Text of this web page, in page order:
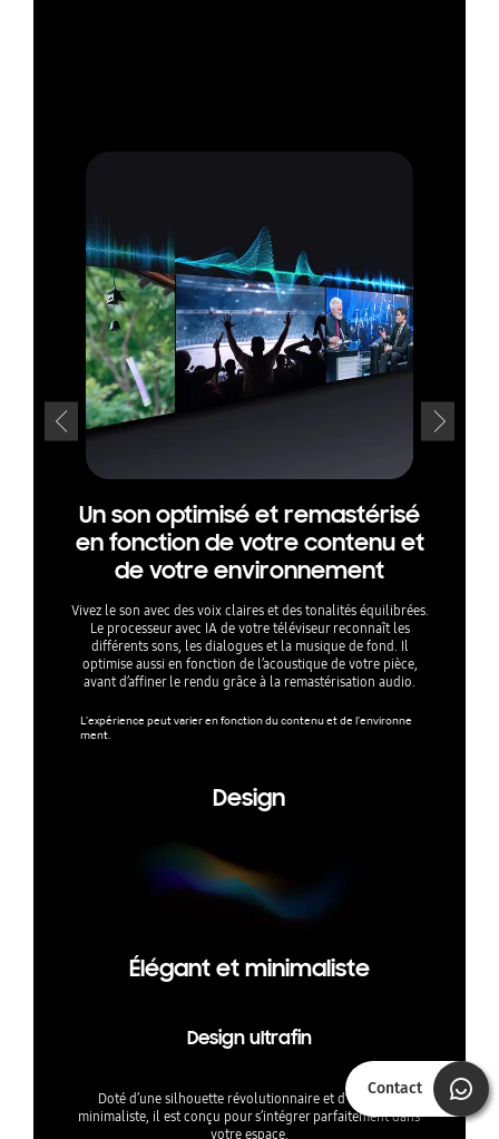
Un son optimisé et remastérisé
en fonction de votre contenu et
de votre environnement
Vivez le son avec des voix claires et des tonalités équilibrées.
Le processeur avec IA de votre téléviseur reconnaît les
différents sons, les dialogues et la musique de fond. Il
optimise aussi en fonction de l’acoustique de votre pièce,
avant d’affiner le rendu grâce à la remastérisation audio.
L’expérience peut varier en fonction du contenu et de l’environne
ment.
Design
Élégant et minimaliste
Design ultrafin
Doté d’une silhouette révolutionnaire et d’un cadre
minimaliste, il est conçu pour s’intégrer parfaitement dans
votre espace.
Contact